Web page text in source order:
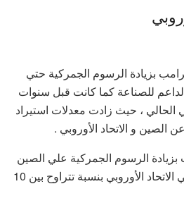
بزيادة الرسوم الجمركية حتي
للصناعة كما كانت قبل سنوات
الحالي ، حيث زادت معدلات استيراد
الصين و الاتحاد الأوروبي .
الرسوم الجمركية علي الصين
بنسبة تصل الي 60 % و علي الاتحاد الأوروبي بنسبة تتراوح بين 10